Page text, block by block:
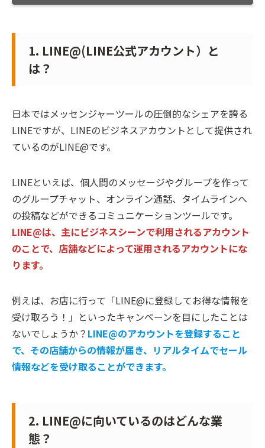
1. LINE@(LINE公式アカウント）と
は？
日本ではメッセンジャーツールの圧倒的なシェアを誇る
LINEですが、LINEのビジネスアカウントとして提供され
ているのがLINE@です。
LINEといえば、個人間のメッセージやグループを作って
のグループチャット、オンライン通話、タイムラインへ
の投稿などができるコミュニケーションツールです。
LINE@は、主にビジネスシーンで利用されるアカウント
のことで、店舗などによって運用されるアカウントにな
ります。
例えば、お店に行って「LINE@に登録してお得な情報を
受け取ろう！」といったキャンペーンを目にしたことは
ないでしょうか？ LINE@のアカウントを登録すること
で、その店舗からの情報が届き、リアルタイムでセール
情報などを受け取ることができます。
2. LINE@に向いているのはどんな業
態？